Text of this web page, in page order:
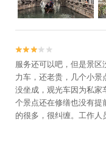


服务还可以吧，但是景区
力车，还老贵，几个小景
没坐成，观光车因为私家
个景点还在修缮也没有提
的很多，很纠缠。工作
点之一吧，除此之外总体